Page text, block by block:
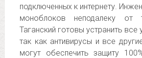
подключенных к интернету.
моноблоков неподалеку от
Таганский готовы устранить все
так как антивирусы и все
могут обеспечить защиту